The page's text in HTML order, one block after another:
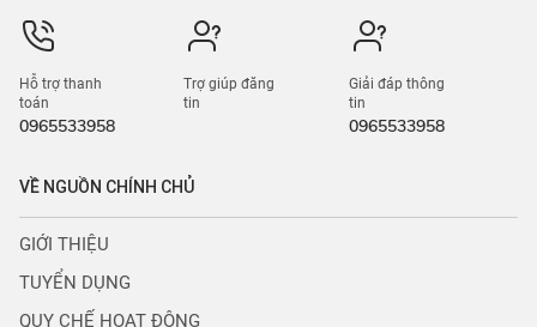
Hỗ trợ thanh
toán
0965533958
Trợ giúp đăng
tin
Giải đáp thông
tin
0965533958
VỀ NGUỒN CHÍNH CHỦ
GIỚI THIỆU
TUYỂN DỤNG
QUY CHẾ HOẠT ĐỘNG